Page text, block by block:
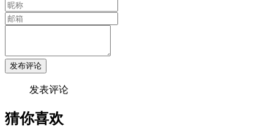
发布评论
发表评论
猜你喜欢